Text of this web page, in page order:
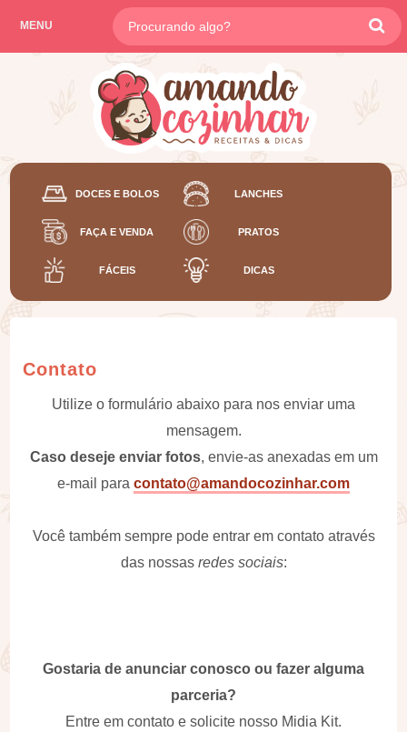
MENU
DOCES E BOLOS LANCHES
FAÇA E VENDA PRATOS
FÁCEIS DICAS
Contato
Utilize o formulário abaixo para nos enviar uma
mensagem.
Caso deseje enviar fotos, envie-as anexadas em um
e-mail para contato@amandocozinhar.com
Você também sempre pode entrar em contato através
das nossas redes sociais:
Gostaria de anunciar conosco ou fazer alguma
parceria?
Entre em contato e solicite nosso Midia Kit.